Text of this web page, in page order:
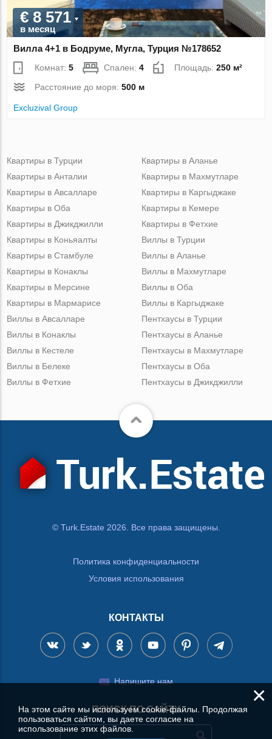
€ 8 571
в месяц
Вилла 4+1 в Бодруме, Мугла, Турция №178652
Комнат:5 Спален:4 Площадь:250 м²
Расстояние до моря:500 м
Excluzival Group
Квартиры в Турции
Квартиры в Анталии
Квартиры в Авсалларе
Квартиры в Оба
Квартиры в Джикджилли
Квартиры в Аланье
Квартиры в Махмутларе
Квартиры в Каргыджаке
Квартиры в Кемере
Квартиры в Фетхие
Квартиры в Коньяалты
Квартиры в Стамбуле
Квартиры в Конаклы
Квартиры в Мерсине
Квартиры в Мармарисе
Виллы в Турции
Виллы в Аланье
Виллы в Махмутларе
Виллы в Оба
Виллы в Каргыджаке
Виллы в Авсалларе
Виллы в Конаклы
Виллы в Кестеле
Виллы в Белеке
Виллы в Фетхие
Пентхаусы в Турции
Пентхаусы в Аланье
Пентхаусы в Махмутларе
Пентхаусы в Оба
Пентхаусы в Джикджилли
© Turk.Estate 2026. Все права защищены.
Политика конфиденциальности
Условия использования
КОНТАКТЫ
Напишите нам
ПОИСК ПО САЙТУ
×
На этом сайте мы используем cookie-файлы. Продолжая
пользоваться сайтом, вы даете согласие на
использование этих файлов.